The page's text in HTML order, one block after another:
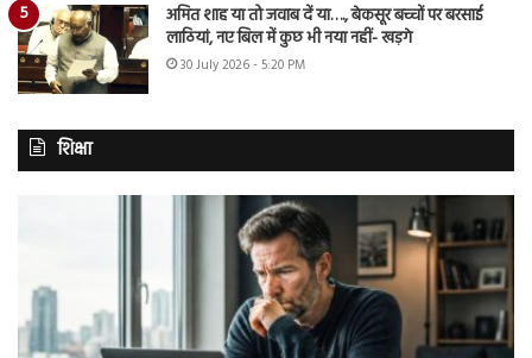
अमित शाह या तो जवाब दें या…., बेकसूर बच्चों पर बरसाई
लाठियां, नए बिल में कुछ भी नया नहीं- खड़गे
30 July 2026 - 5:20 PM
शिक्षा